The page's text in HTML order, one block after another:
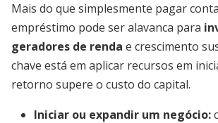
Mais do que simplesmente pagar
empréstimo pode ser alavanca para
geradores de renda e crescimento
chave está em aplicar recursos em
retorno supere o custo do capital.
Iniciar ou expandir um negócio: